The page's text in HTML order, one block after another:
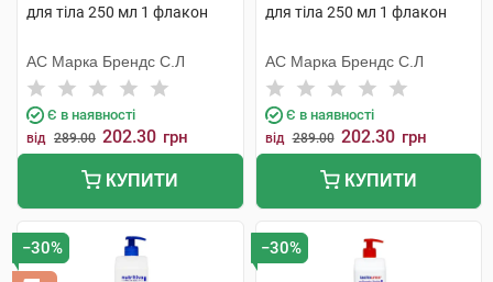
для тіла 250 мл 1 флакон
АС Марка Брендс С.Л
Є в наявності
від 289.00 202.30 грн
КУПИТИ
для тіла 250 мл 1 флакон
АС Марка Брендс С.Л
Є в наявності
від 289.00 202.30 грн
КУПИТИ
−30% −30%